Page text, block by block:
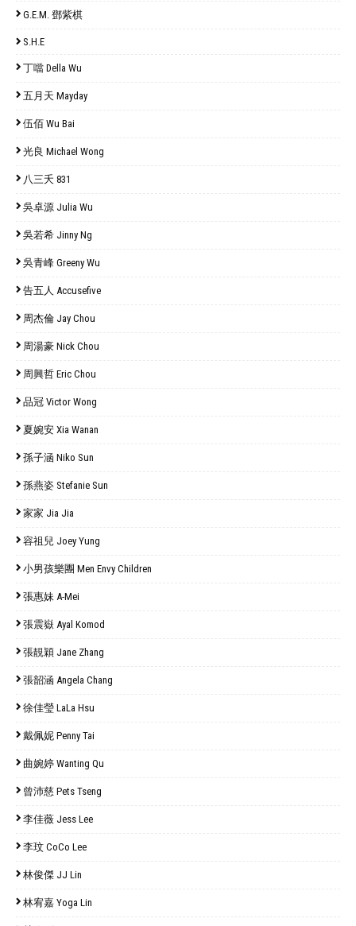
G.E.M. 鄧紫棋
S.H.E
丁噹 Della Wu
五月天 Mayday
伍佰 Wu Bai
光良 Michael Wong
八三夭 831
吳卓源 Julia Wu
吳若希 Jinny Ng
吳青峰 Greeny Wu
告五人 Accusefive
周杰倫 Jay Chou
周湯豪 Nick Chou
周興哲 Eric Chou
品冠 Victor Wong
夏婉安 Xia Wanan
孫子涵 Niko Sun
孫燕姿 Stefanie Sun
家家 Jia Jia
容祖兒 Joey Yung
小男孩樂團 Men Envy Children
張惠妹 A-Mei
張震嶽 Ayal Komod
張靚穎 Jane Zhang
張韶涵 Angela Chang
徐佳瑩 LaLa Hsu
戴佩妮 Penny Tai
曲婉婷 Wanting Qu
曾沛慈 Pets Tseng
李佳薇 Jess Lee
李玟 CoCo Lee
林俊傑 JJ Lin
林宥嘉 Yoga Lin